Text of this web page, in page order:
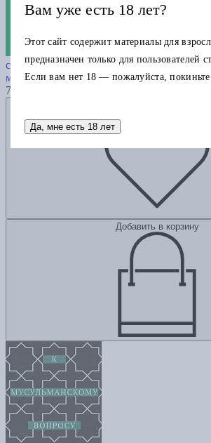
сущность»: дискурс о традиционном
мусульман европейской части России и
700
Добавить в корзину
Вам уже есть 18 лет?
Этот сайт содержит материалы для
предназначен только для пользователей
Если вам нет 18 — пожалуйста, покиньте
Да, мне есть 18 лет